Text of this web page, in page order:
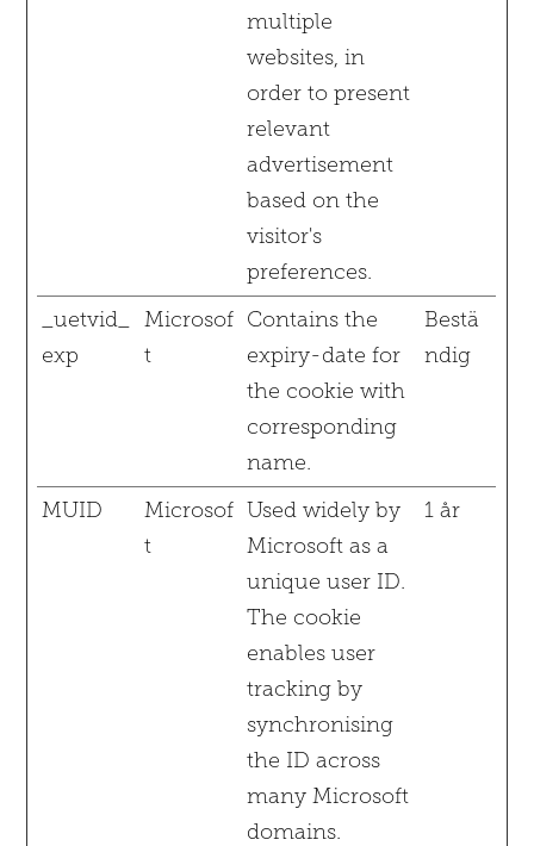
multiple
websites, in
order to present
relevant
advertisement
based on the
visitor's
preferences.
_uetvid_
exp
Microsof
t
Contains the
expiry-date for
the cookie with
corresponding
name.
Bestä
ndig
MUID
Microsof
t
Used widely by
Microsoft as a
unique user ID.
The cookie
enables user
tracking by
synchronising
the ID across
many Microsoft
domains.
1 år